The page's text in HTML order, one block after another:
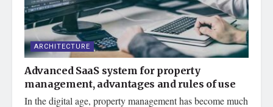
ARCHITECTURE
Advanced SaaS system for property
management, advantages and rules of use
In the digital age, property management has become much